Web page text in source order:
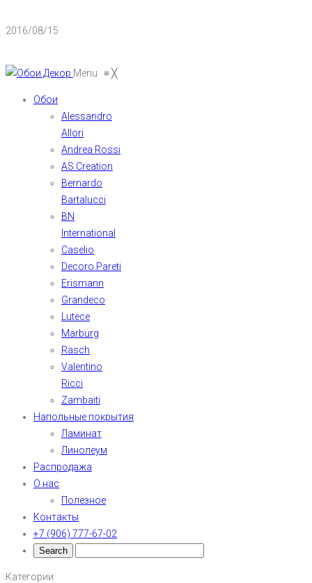
2016/08/15
Menu ≡╳
Обои
Alessandro
Allori
Andrea Rossi
AS Creation
Bernardo
Bartalucci
BN
International
Caselio
Decoro Pareti
Erismann
Grandeco
Lutece
Marburg
Rasch
Valentino
Ricci
Zambaiti
Напольные покрытия
Ламинат
Линолеум
Распродажа
О нас
Полезное
Контакты
+7 (906) 777-67-02
Категории